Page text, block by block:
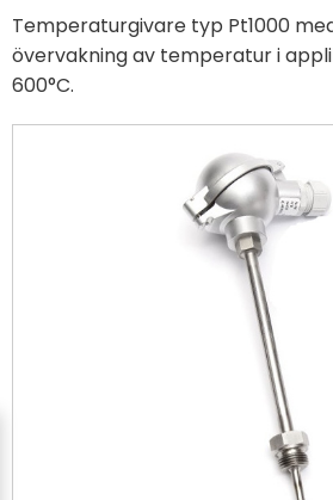
Temperaturgivare typ Pt1000
övervakning av temperatur i
600°C.